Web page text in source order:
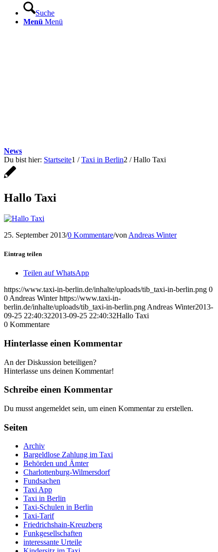
Suche
Menü Menü
News
Du bist hier: Startseite1 / Taxi in Berlin2 / Hallo Taxi
Hallo Taxi
25. September 2013/0 Kommentare/von Andreas Winter
Eintrag teilen
Teilen auf WhatsApp
https://www.taxi-in-berlin.de/inhalte/uploads/tib_taxi-in-berlin.png 0
0 Andreas Winter https://www.taxi-in-
berlin.de/inhalte/uploads/tib_taxi-in-berlin.png Andreas Winter2013-
09-25 22:40:322013-09-25 22:40:32Hallo Taxi
0 Kommentare
Hinterlasse einen Kommentar
An der Diskussion beteiligen?
Hinterlasse uns deinen Kommentar!
Schreibe einen Kommentar
Du musst angemeldet sein, um einen Kommentar zu erstellen.
Seiten
Archiv
Bargeldlose Zahlung im Taxi
Behörden und Ämter
Charlottenburg-Wilmersdorf
Fundsachen
Taxi App
Taxi in Berlin
Taxi-Schulen in Berlin
Taxi-Tarif
Friedrichshain-Kreuzberg
Funkgesellschaften
interessante Urteile